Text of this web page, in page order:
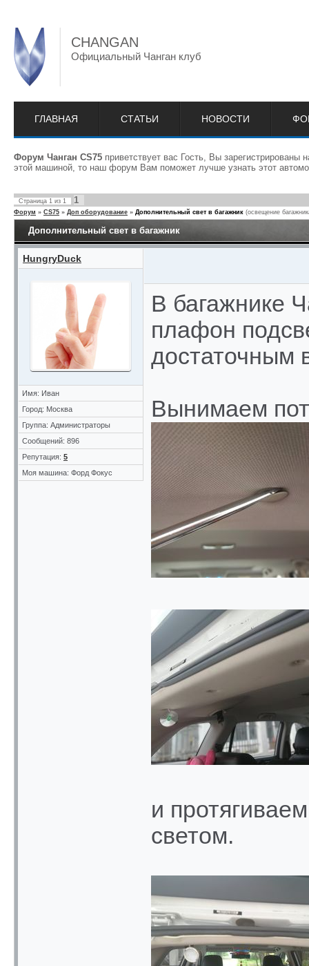
CHANGAN
Официальный Чанган клуб
ГЛАВНАЯ СТАТЬИ НОВОСТИ
Форум Чанган CS75 приветствует вас Гость, Вы
этой машиной, то наш форум Вам поможет лучше узнать этот
Страница 1 из 1 1
Форум » CS75 » Доп оборудование » Дополнительный свет в багажник (освещение
Дополнительный свет в багажник
HungryDuck
Имя: Иван
Город: Москва
Группа: Администраторы
Сообщений: 896
Репутация: 5
Моя машина: Форд Фокус
В багажнике
плафон
достаточным
Вынимаем
и
светом.